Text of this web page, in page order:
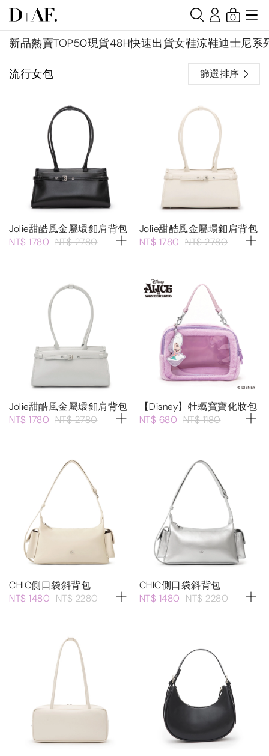
新品熱賣TOP50現貨48H快速出貨女鞋涼鞋迪士尼系
0
流行女包 篩選排序
Jolie甜酷風金屬環釦肩背包
NT$ 1780 NT$ 2780
Jolie甜酷風金屬環釦肩背包
NT$ 1780 NT$ 2780
Jolie甜酷風金屬環釦肩背包
NT$ 1780 NT$ 2780
【Disney】牡蠣寶寶化妝包
NT$ 680 NT$ 1180
CHIC側口袋斜背包
NT$ 1480 NT$ 2280
CHIC側口袋斜背包
NT$ 1480 NT$ 2280